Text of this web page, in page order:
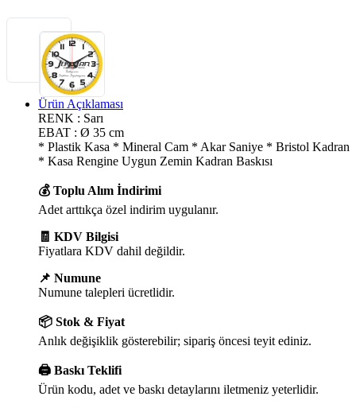
Ürün Açıklaması
RENK : Sarı
EBAT : Ø 35 cm
* Plastik Kasa * Mineral Cam * Akar Saniye * Bristol Kadran
* Kasa Rengine Uygun Zemin Kadran Baskısı
💰 Toplu Alım İndirimi
Adet arttıkça özel indirim uygulanır.
🧾 KDV Bilgisi
Fiyatlara KDV dahil değildir.
📌 Numune
Numune talepleri ücretlidir.
📦 Stok & Fiyat
Anlık değişiklik gösterebilir; sipariş öncesi teyit ediniz.
🖨️ Baskı Teklifi
Ürün kodu, adet ve baskı detaylarını iletmeniz yeterlidir.